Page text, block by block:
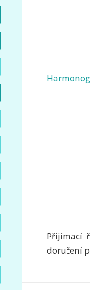
Přijímací
doručení